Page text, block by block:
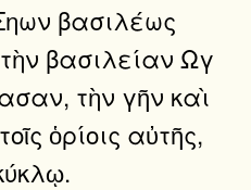
βασιλέως
βασιλείαν Ωγ
τὴν γῆν καὶ
ὁρίοις αὐτῆς,